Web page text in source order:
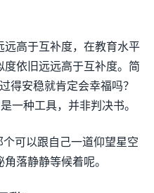
高于互补度，在教育水平
依旧远远高于互补度。简
得安稳就肯定会幸福吗？
一种工具，并非判决书。
可以跟自己一道仰望星空
落静静等候着呢。